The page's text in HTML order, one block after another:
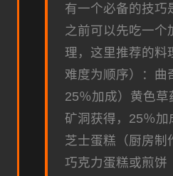
有一个必备的技巧
之前可以先吃一个
理，这里推荐的料
难度为顺序）：曲
25％加成）黄色草
矿洞获得，25％加
芝士蛋糕（厨房制
巧克力蛋糕或煎饼